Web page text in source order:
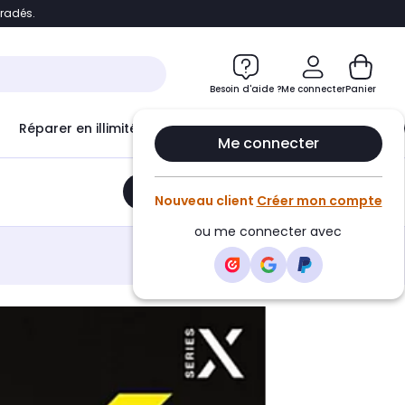
Accéder directement au chatbot
Besoin d'aide ?Me connecter
Me connecter
Nouveau client Créer mon compte
ou me connecter avec
Panier
Réparer en illimité avec Le Club Infinity
Ajouter au panier